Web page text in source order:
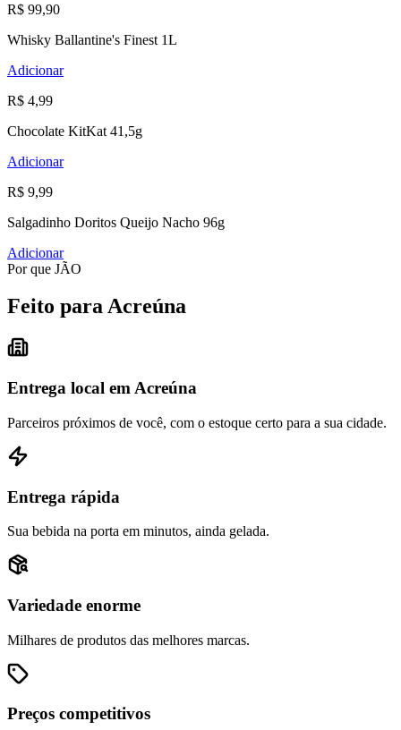
R$ 99,90
Whisky Ballantine's Finest 1L
Adicionar
R$ 4,99
Chocolate KitKat 41,5g
Adicionar
R$ 9,99
Salgadinho Doritos Queijo Nacho 96g
Adicionar
Por que JÃO
Feito para Acreúna
Entrega local em Acreúna
Parceiros próximos de você, com o estoque certo para a sua cidade.
Entrega rápida
Sua bebida na porta em minutos, ainda gelada.
Variedade enorme
Milhares de produtos das melhores marcas.
Preços competitivos